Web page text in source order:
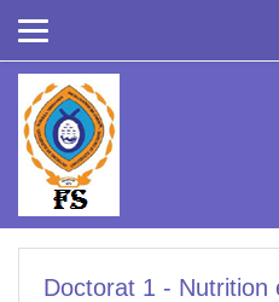
Doctorat 1 - Nutrition